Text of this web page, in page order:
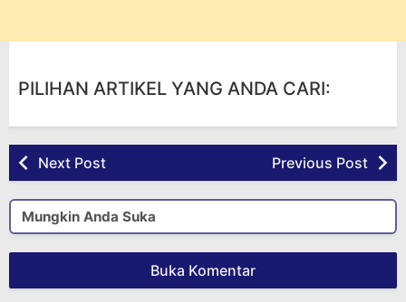
PILIHAN ARTIKEL YANG ANDA CARI:
Next Post Previous Post
Mungkin Anda Suka
Buka Komentar